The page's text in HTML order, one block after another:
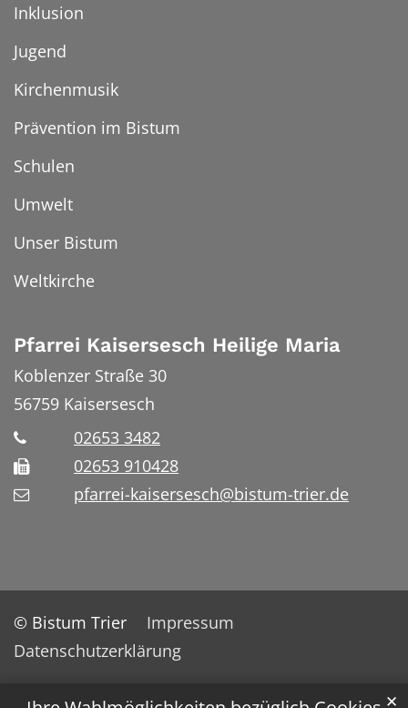
✕
Inklusion
Jugend
Kirchenmusik
Prävention im Bistum
Schulen
Umwelt
Unser Bistum
Weltkirche
Pfarrei Kaisersesch Heilige Maria
Koblenzer Straße 30
56759 Kaisersesch
02653 3482
02653 910428
pfarrei-kaisersesch@bistum-trier.de
© Bistum Trier
Impressum
Datenschutzerklärung